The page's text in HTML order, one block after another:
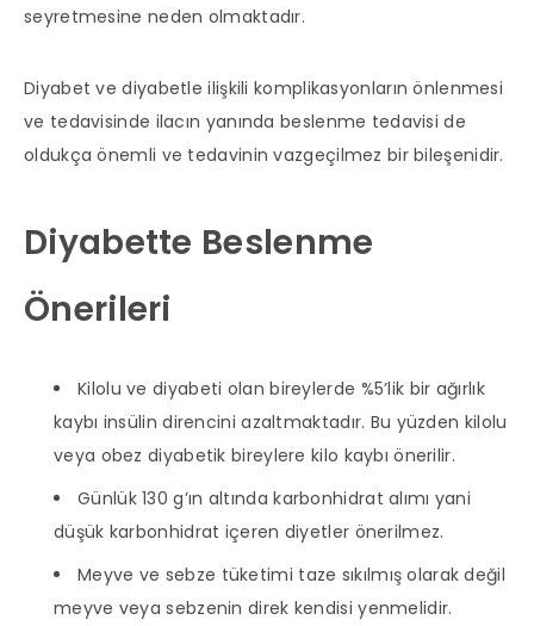
seyretmesine neden olmaktadır.
Diyabet ve diyabetle ilişkili komplikasyonların önlenmesi
ve tedavisinde ilacın yanında beslenme tedavisi de
oldukça önemli ve tedavinin vazgeçilmez bir bileşenidir.
Diyabette Beslenme
Önerileri
Kilolu ve diyabeti olan bireylerde %5’lik bir ağırlık
kaybı insülin direncini azaltmaktadır. Bu yüzden kilolu
veya obez diyabetik bireylere kilo kaybı önerilir.
Günlük 130 g’ın altında karbonhidrat alımı yani
düşük karbonhidrat içeren diyetler önerilmez.
Meyve ve sebze tüketimi taze sıkılmış olarak değil
meyve veya sebzenin direk kendisi yenmelidir.